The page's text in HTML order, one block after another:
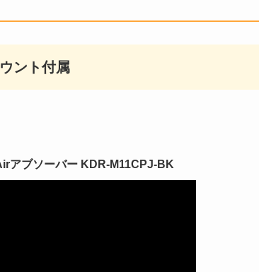
ント付属
アブソーバー KDR-M11CPJ-BK